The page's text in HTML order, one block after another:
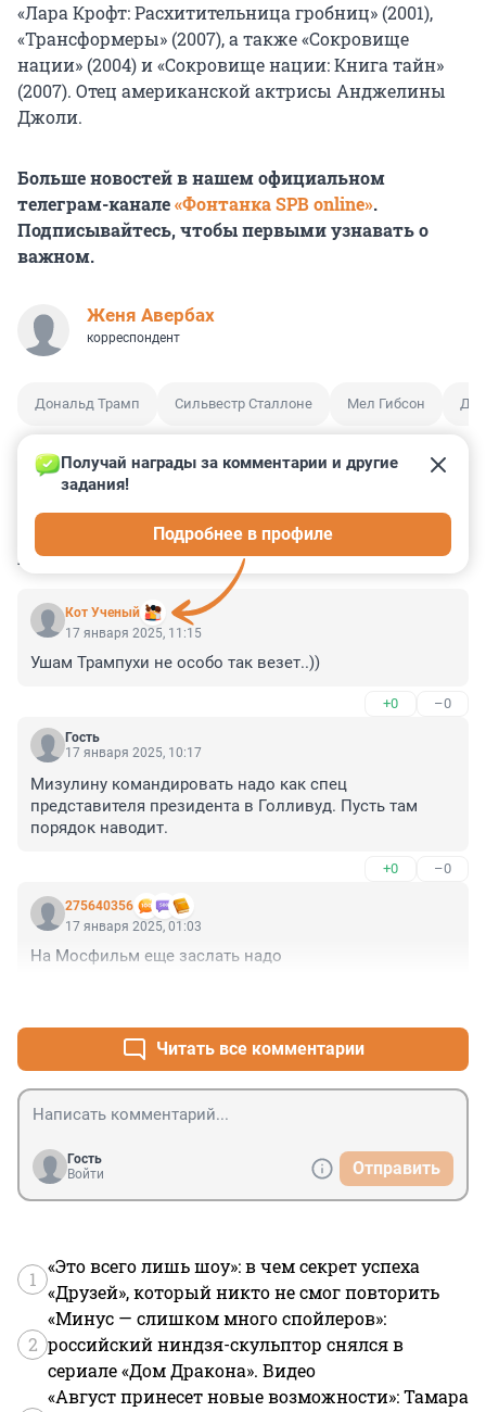
«Лара Крофт: Расхитительница гробниц» (2001),
«Трансформеры» (2007), а также «Сокровище
нации» (2004) и «Сокровище нации: Книга тайн»
(2007). Отец американской актрисы Анджелины
Джоли.
Больше новостей в нашем официальном
телеграм-канале«Фонтанка SPB online».
Подписывайтесь, чтобы первыми узнавать о
важном.
Женя Авербах
корреспондент
Дональд Трамп Сильвестр Сталлоне Мел Гибсон
КОММЕНТАРИИ 9
Кот Ученый
Получай награды за комментарии и другие
задания!
Подробнее в профиле
17 января 2025, 11:15
Ушам Трампухи не особо так везет..))
+0 –0
Гость
17 января 2025, 10:17
Мизулину командировать надо как спец
представителя президента в Голливуд. Пусть там
порядок наводит.
+0 –0
275640356
17 января 2025, 01:03
На Мосфильм еще заслать надо
Читать все комментарии
Гость
Войти
Отправить
1
«Это всего лишь шоу»: в чем секрет успеха
«Друзей», который никто не смог повторить
2
«Минус — слишком много спойлеров»:
российский ниндзя-скульптор снялся в
сериале «Дом Дракона». Видео
«Август принесет новые возможности»: Тамара